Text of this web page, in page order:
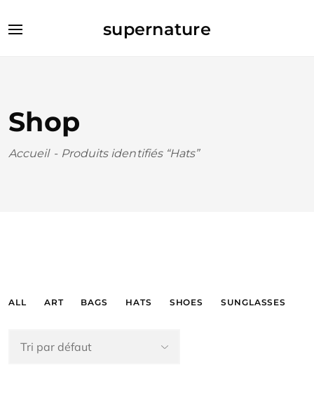
supernature
Shop
Accueil - Produits identifiés “Hats”
ALL ART BAGS HATS SHOES SUNGLASSES